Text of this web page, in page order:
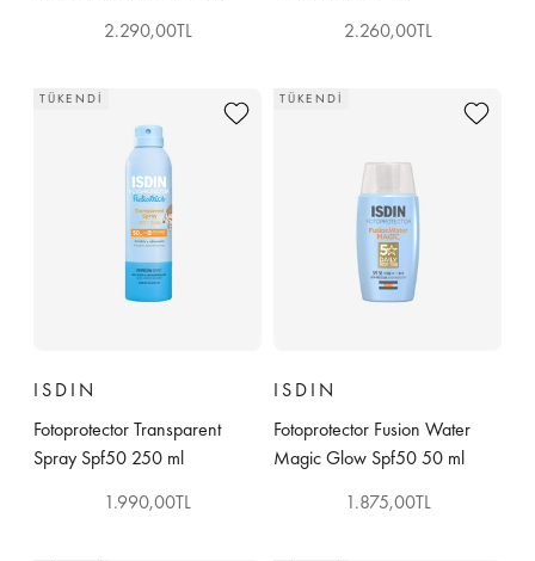
İndirimli fiyat
2.290,00TL
İndirimli fiyat
2.260,00TL
TÜKENDI
ISDIN
Fotoprotector Transparent
Spray Spf50 250 ml
İndirimli fiyat
1.990,00TL
TÜKENDI
ISDIN
Fotoprotector Fusion Water
Magic Glow Spf50 50 ml
İndirimli fiyat
1.875,00TL